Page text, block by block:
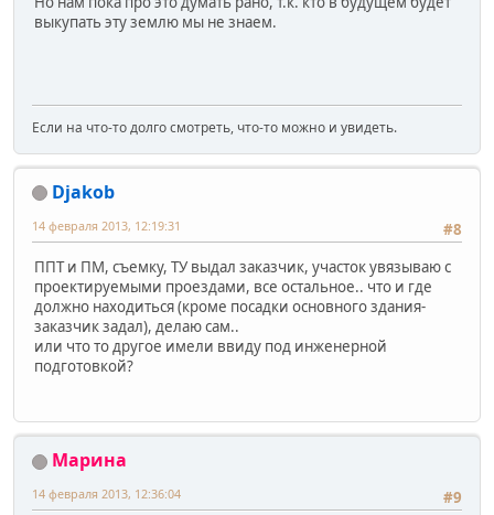
выкупать эту землю мы не знаем.
Если на что-то долго смотреть, что-то можно и увидеть.
Djakob
#8
14 февраля 2013, 12:19:31
ППТ и ПМ, съемку, ТУ выдал заказчик, участок увязываю с
проектируемыми проездами, все остальное.. что и где
должно находиться (кроме посадки основного здания-
заказчик задал), делаю сам..
или что то другое имели ввиду под инженерной
подготовкой?
Марина
#9
14 февраля 2013, 12:36:04